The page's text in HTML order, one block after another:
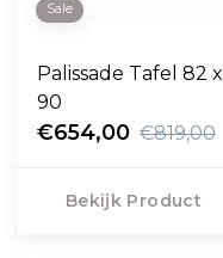
Sale
Palissade Tafel 82 x
90
€654,00 €819,00
Bekijk Product